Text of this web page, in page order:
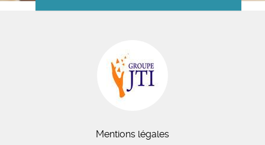
Mentions légales